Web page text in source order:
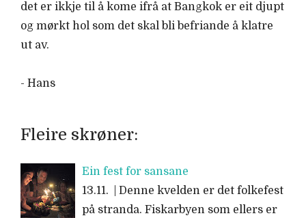
det er ikkje til å kome ifrå at Bangkok er eit djupt
og mørkt hol som det skal bli befriande å klatre
ut av.
- Hans
Fleire skrøner:
Ein fest for sansane
13.11. | Denne kvelden er det folkefest
på stranda. Fiskarbyen som ellers er